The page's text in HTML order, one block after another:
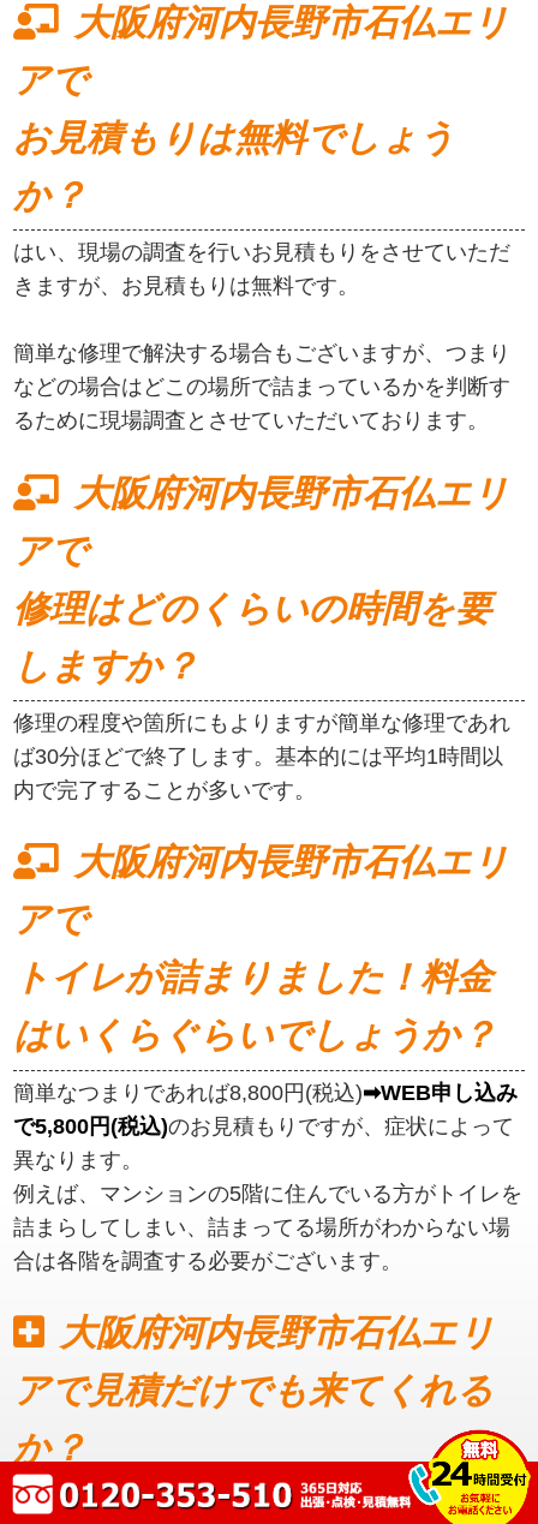
大阪府河内長野市石仏エリ
アで
お見積もりは無料でしょう
か？
はい、現場の調査を行いお見積もりをさせていただ
きますが、お見積もりは無料です。
簡単な修理で解決する場合もございますが、つまり
などの場合はどこの場所で詰まっているかを判断す
るために現場調査とさせていただいております。
大阪府河内長野市石仏エリ
アで
修理はどのくらいの時間を要
しますか？
修理の程度や箇所にもよりますが簡単な修理であれ
ば30分ほどで終了します。基本的には平均1時間以
内で完了することが多いです。
大阪府河内長野市石仏エリ
アで
トイレが詰まりました！料金
はいくらぐらいでしょうか？
簡単なつまりであれば8,800円(税込)➡WEB申し込み
で5,800円(税込)のお見積もりですが、症状によって
異なります。
例えば、マンションの5階に住んでいる方がトイレを
詰まらしてしまい、詰まってる場所がわからない場
合は各階を調査する必要がございます。
大阪府河内長野市石仏エリ
アで見積だけでも来てくれる
か？
見積もりだけでも可能です。